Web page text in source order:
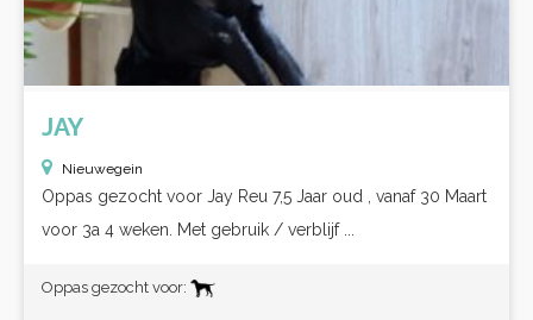
JAY
Nieuwegein
Oppas gezocht voor Jay Reu 7,5 Jaar oud , vanaf 30 Maart
voor 3a 4 weken. Met gebruik / verblijf ...
Oppas gezocht voor: